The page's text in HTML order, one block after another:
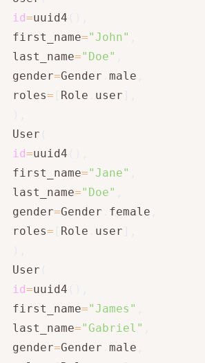
id=uuid4
first_name="John"
last_name="Doe"
gender=Gender male
roles= Role user
User
id=uuid4
first_name="Jane"
last_name="Doe"
gender=Gender female
roles= Role user
User
id=uuid4
first_name="James"
last_name="Gabriel"
gender=Gender male